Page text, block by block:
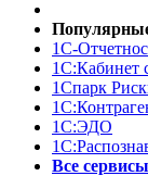
1С-
1С:Кабинет
1Спарк
1С:ЭДО
Все